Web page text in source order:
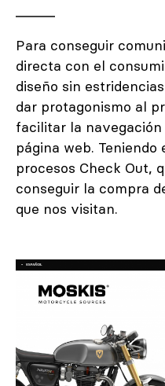
Para conseguir
directa con el
diseño sin
dar protagonismo al
facilitar la
página web. Teniendo
procesos Check Out,
conseguir la compra
que nos visitan.